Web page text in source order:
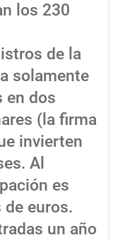
los 230
de la
solamente
en dos
(la firma
invierten
Al
es
de euros.
un año